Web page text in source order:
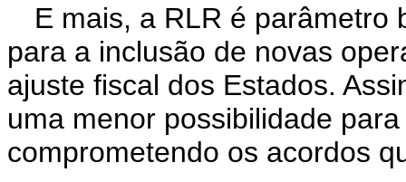
E mais, a RLR é parâmetro
para a inclusão de novas
ajuste fiscal dos Estados.
uma menor possibilidade
comprometendo os acordos